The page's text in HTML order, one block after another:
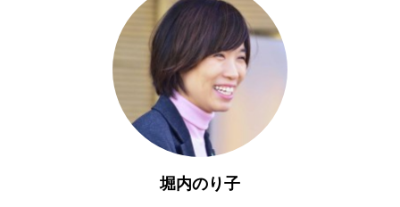
堀内のり子